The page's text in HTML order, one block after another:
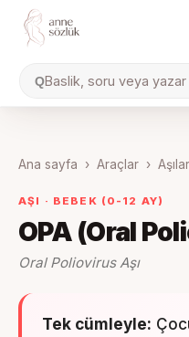
QBaslik, soru veya yazar
Ana sayfa › Araçlar › Aşılar
AŞI · BEBEK (0-12 AY)
OPA (Oral
Oral Poliovirus Aşı
Tek cümleyle: